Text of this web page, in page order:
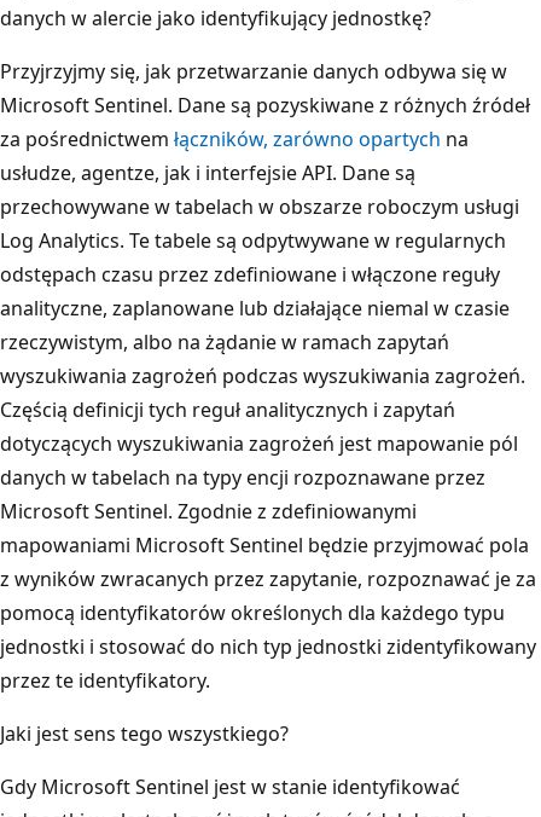
danych w alercie jako identyfikujący jednostkę?
Przyjrzyjmy się, jak przetwarzanie danych odbywa się w
Microsoft Sentinel. Dane są pozyskiwane z różnych źródeł
za pośrednictwem łączników, zarówno opartych na
usłudze, agentze, jak i interfejsie API. Dane są
przechowywane w tabelach w obszarze roboczym usługi
Log Analytics. Te tabele są odpytwywane w regularnych
odstępach czasu przez zdefiniowane i włączone reguły
analityczne, zaplanowane lub działające niemal w czasie
rzeczywistym, albo na żądanie w ramach zapytań
wyszukiwania zagrożeń podczas wyszukiwania zagrożeń.
Częścią definicji tych reguł analitycznych i zapytań
dotyczących wyszukiwania zagrożeń jest mapowanie pól
danych w tabelach na typy encji rozpoznawane przez
Microsoft Sentinel. Zgodnie z zdefiniowanymi
mapowaniami Microsoft Sentinel będzie przyjmować pola
z wyników zwracanych przez zapytanie, rozpoznawać je za
pomocą identyfikatorów określonych dla każdego typu
jednostki i stosować do nich typ jednostki zidentyfikowany
przez te identyfikatory.
Jaki jest sens tego wszystkiego?
Gdy Microsoft Sentinel jest w stanie identyfikować